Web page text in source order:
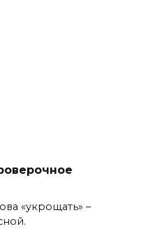
«укрощать» –